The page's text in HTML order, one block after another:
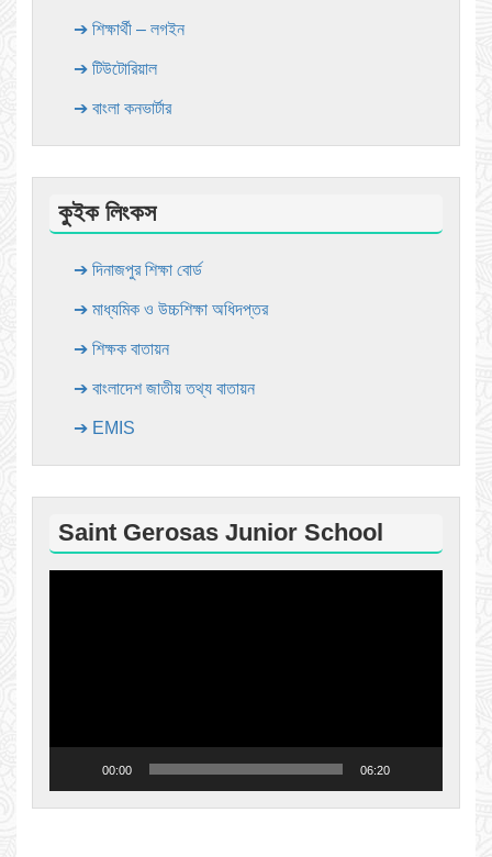
➔ শিক্ষার্থী – লগইন
➔ টিউটোরিয়াল
➔ বাংলা কনভার্টার
কুইক লিংকস
➔ দিনাজপুর শিক্ষা বোর্ড
➔ মাধ্যমিক ও উচ্চশিক্ষা অধিদপ্তর
➔ শিক্ষক বাতায়ন
➔ বাংলাদেশ জাতীয় তথ্য বাতায়ন
➔ EMIS
Saint Gerosas Junior School
00:00 06:20